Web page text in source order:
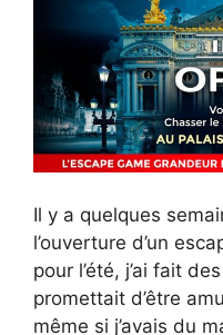
Il y a quelques
l’ouverture d’un
pour l’été, j’ai fait
promettait d’être
même si j’avais du